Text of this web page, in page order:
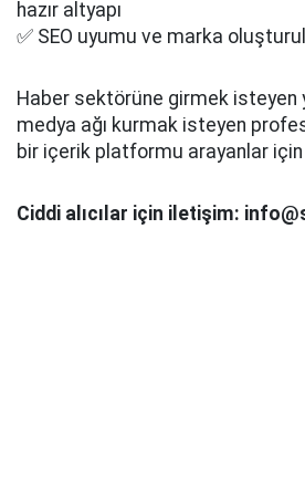
hazır altyapı
✅ SEO uyumu ve marka
Haber sektörüne girmek isteyen
medya ağı kurmak isteyen
bir içerik platformu arayanlar
Ciddi alıcılar için iletişim: